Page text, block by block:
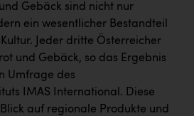
Gebäck sind nicht nur
ein wesentlicher Bestandteil
Jeder dritte Österreicher
und Gebäck, so das Ergebnis
Umfrage des
IMAS International. Diese
auf regionale Produkte und